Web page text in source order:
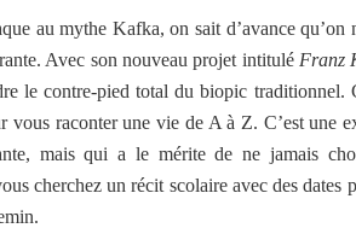
au mythe Kafka, on sait d’avance
Avec son nouveau projet intitulé Franz
le contre-pied total du biopic traditionnel.
vous raconter une vie de A à Z. C’est une
mais qui a le mérite de ne jamais
cherchez un récit scolaire avec des dates